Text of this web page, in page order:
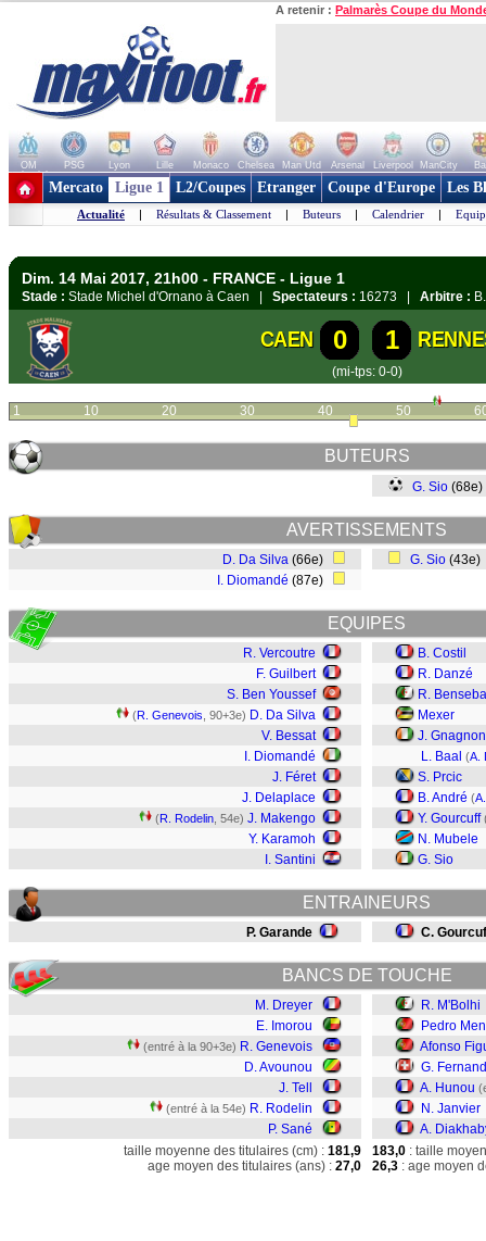
A retenir : Palmarès Coupe du
OM PSG Lyon Lille Monaco Chelsea Man Utd Arsenal Liverpool ManCity
+ de clubs
Mercato Ligue 1 L2/Coupes Etranger Coupe d'Europe Les
Actualité | Résultats & Classement | Buteurs | Calendrier |
Dim. 14 Mai 2017, 21h00 - FRANCE - Ligue 1
Stade : Stade Michel d'Ornano à Caen | Spectateurs : 16273 | Arbitre :
CAEN 0 1
(mi-tps: 0-0)
1 10 20 30 40 50
BUTEURS
G. Sio
AVERTISSEMENTS
D. Da Silva (66e)
I. Diomandé (87e)
G. Sio (43e)
EQUIPES
R. Vercoutre
F. Guilbert
S. Ben Youssef
(R. Genevois , 90+3e) D. Da Silva
V. Bessat
I. Diomandé
J. Féret
J. Delaplace
(R. Rodelin , 54e) J. Makengo
Y. Karamoh
I. Santini
B. Costil
R. Danzé
R.
Mexer
J. Gnagnon
L. Baal (A.
S. Prcic
B. André (
Y. Gourcuff
N. Mubele
G. Sio
ENTRAINEURS
P. Garande C.
BANCS DE TOUCHE
M. Dreyer
E. Imorou
(entré à la 90+3e) R. Genevois
D. Avounou
J. Tell
(entré à la 54e) R. Rodelin
P. Sané
R. M'Bolhi
Pedro
Afonso
G.
A. Hunou
N. Janvier
A.
taille moyenne des titulaires (cm) : 181,9
age moyen des titulaires (ans) : 27,0
183,0 : taille
26,3 : age moyen